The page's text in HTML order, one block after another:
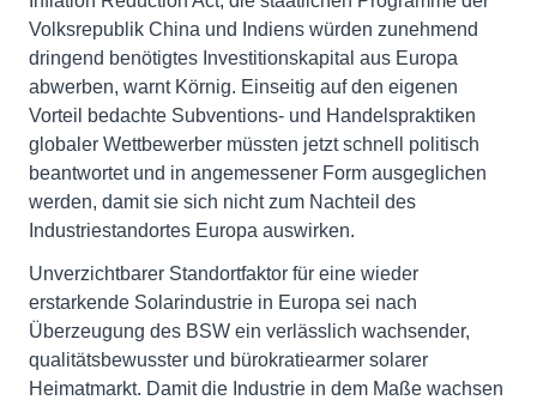
Volksrepublik China und Indiens würden zunehmend
dringend benötigtes Investitionskapital aus Europa
abwerben, warnt Körnig. Einseitig auf den eigenen
Vorteil bedachte Subventions- und Handelspraktiken
globaler Wettbewerber müssten jetzt schnell politisch
beantwortet und in angemessener Form ausgeglichen
werden, damit sie sich nicht zum Nachteil des
Industriestandortes Europa auswirken.
Unverzichtbarer Standortfaktor für eine wieder
erstarkende Solarindustrie in Europa sei nach
Überzeugung des BSW ein verlässlich wachsender,
qualitätsbewusster und bürokratiearmer solarer
Heimatmarkt. Damit die Industrie in dem Maße wachsen